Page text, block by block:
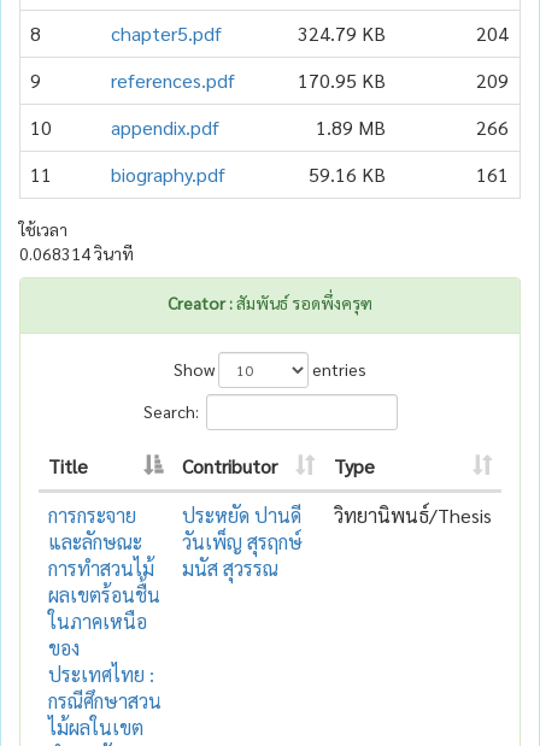
8
chapter5.pdf 324.79 KB 204
9
references.pdf 170.95 KB 209
10
appendix.pdf 1.89 MB 266
11
biography.pdf 59.16 KB 161
ใช้เวลา
0.068314 วินาที
Creator :สัมพันธ์ รอดพึ่งครุฑ
Show
entries
Search:
Title Contributor
Type
การกระจาย
และลักษณะ
การทำสวนไม้
ผลเขตร้อนชื้น
ในภาคเหนือ
ของ
ประเทศไทย :
กรณีศึกษาสวน
ไม้ผลในเขต
ประหยัด ปานดี
วันเพ็ญ สุรฤกษ์
มนัส สุวรรณ
วิทยานิพนธ์/Thesis